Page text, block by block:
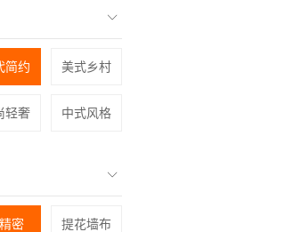
简约 美式乡村
轻奢 中式风格
密 提花墙布